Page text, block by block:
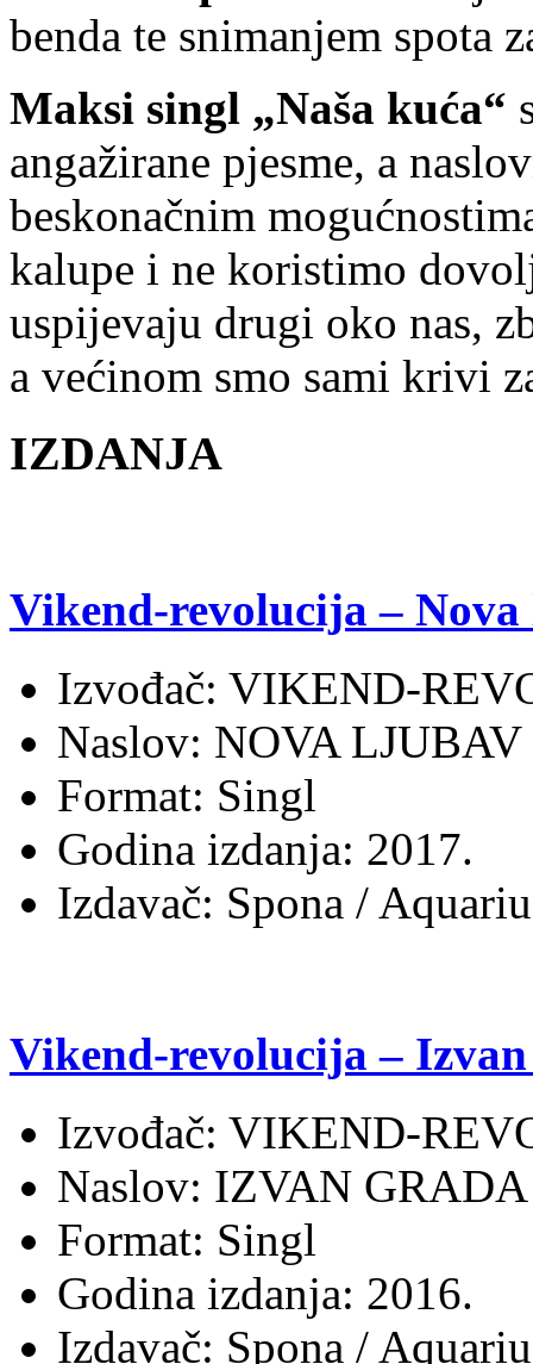
benda te snimanjem spota
Maksi singl „Naša kuća“
angažirane pjesme, a
beskonačnim
kalupe i ne koristimo
uspijevaju drugi oko nas,
a većinom smo sami krivi
IZDANJA
Vikend-revolucija –
Izvođač: VIKEND-
Naslov: NOVA LJUBAV
Format: Singl
Godina izdanja: 2017.
Izdavač: Spona /
Vikend-revolucija –
Izvođač: VIKEND-
Naslov: IZVAN GRADA
Format: Singl
Godina izdanja: 2016.
Izdavač: Spona /